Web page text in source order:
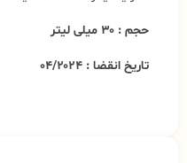
حجم : ۳۰ میلی لیتر
تاریخ انقضا : ۰۴/۲۰۲۴